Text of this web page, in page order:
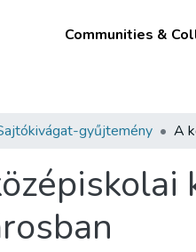
Communities &
gyűjtemény